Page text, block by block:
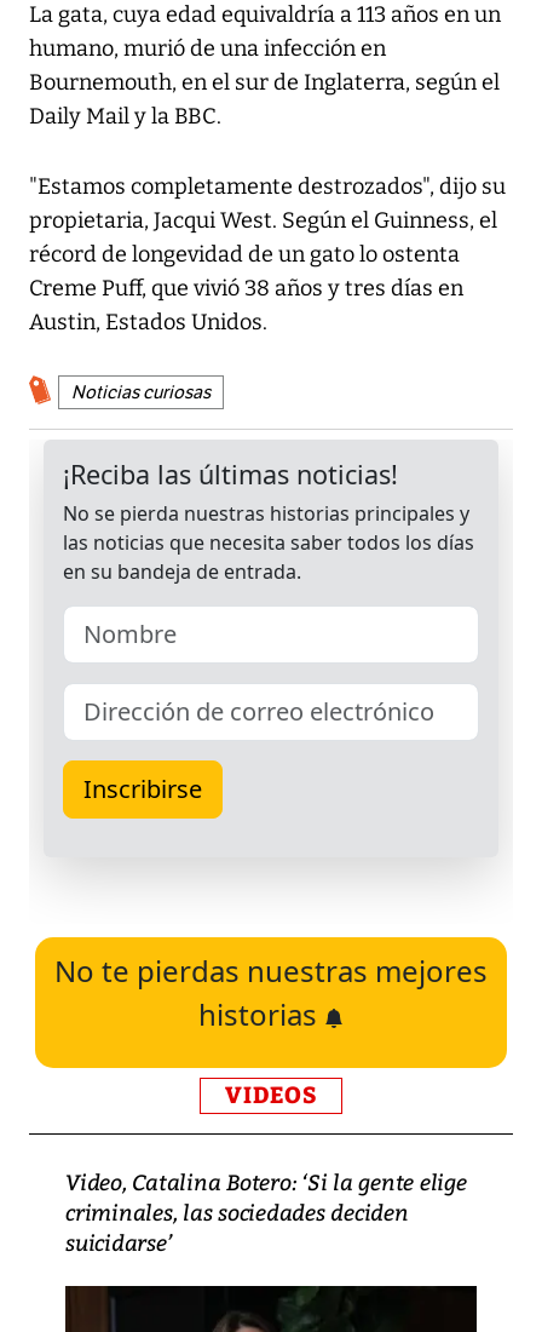
La gata, cuya edad equivaldría a 113 años en un
humano, murió de una infección en
Bournemouth, en el sur de Inglaterra, según el
Daily Mail y la BBC.
"Estamos completamente destrozados", dijo su
propietaria, Jacqui West. Según el Guinness, el
récord de longevidad de un gato lo ostenta
Creme Puff, que vivió 38 años y tres días en
Austin, Estados Unidos.
Noticias curiosas
No te pierdas nuestras mejores
historias
VIDEOS
Video, Catalina Botero: ‘Si la gente elige
criminales, las sociedades deciden
suicidarse’